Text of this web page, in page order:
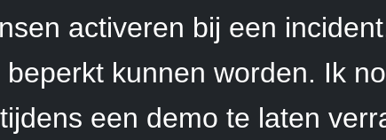
activeren bij een
beperkt kunnen worden. Ik
een demo te laten